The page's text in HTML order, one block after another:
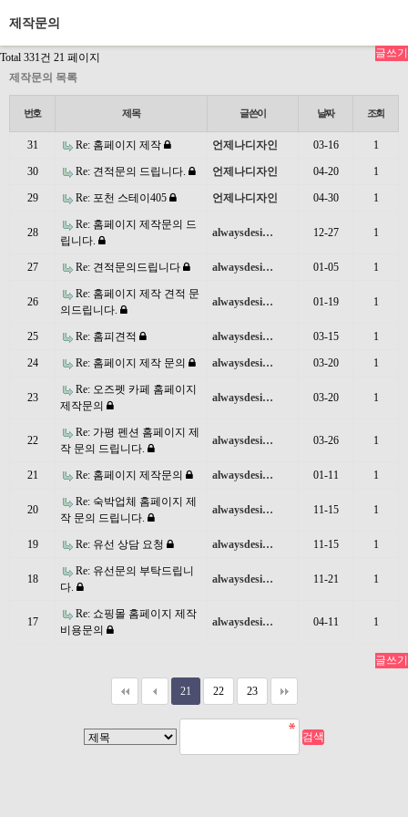
제작문의
Total 331건 21 페이지
글쓰기
제작문의 목록
번호 제목 글쓴이 날짜 조회
31 Re: 홈페이지 제작 언제나디자인 03-16 1
30 Re: 견적문의 드립니다. 언제나디자인 04-20 1
29 Re: 포천 스테이405 언제나디자인 04-30 1
28
Re: 홈페이지 제작문의 드
립니다.
alwaysdesi… 12-27 1
27 Re: 견적문의드립니다 alwaysdesi… 01-05 1
26
Re: 홈페이지 제작 견적 문
의드립니다.
alwaysdesi… 01-19 1
25 Re: 홈피견적 alwaysdesi… 03-15 1
24 Re: 홈페이지 제작 문의 alwaysdesi… 03-20 1
23
Re: 오즈펫 카페 홈페이지
제작문의
alwaysdesi… 03-20 1
22
Re: 가평 펜션 홈페이지 제
작 문의 드립니다.
alwaysdesi… 03-26 1
21 Re: 홈페이지 제작문의 alwaysdesi… 01-11 1
20
Re: 숙박업체 홈페이지 제
작 문의 드립니다.
alwaysdesi… 11-15 1
19 Re: 유선 상담 요청 alwaysdesi… 11-15 1
18
Re: 유선문의 부탁드립니
다.
alwaysdesi… 11-21 1
17
Re: 쇼핑몰 홈페이지 제작
비용문의
alwaysdesi… 04-11 1
글쓰기
21 22 23